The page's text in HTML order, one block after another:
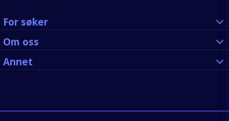
For søker
Om oss
Annet